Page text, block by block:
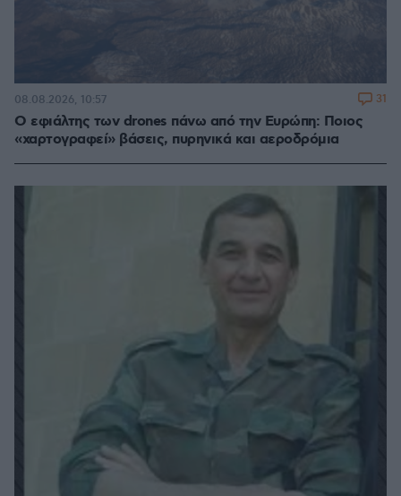
Ο εφιάλτης των drones πάνω από την Ευρώπη: Ποιος
«χαρτογραφεί» βάσεις, πυρηνικά και αεροδρόμια
08.08.2026, 10:57 31